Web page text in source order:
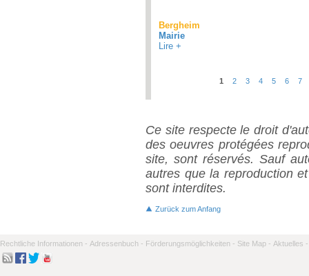
Bergheim
Mairie
Lire +
1 2 3 4 5 6 7
Ce site respecte le droit
des oeuvres protégées
site, sont réservés. Sauf
autres que la reproduction
sont interdites.
Zurück zum Anfang
Rechtliche Informationen - Adressenbuch - Förderungsmöglichkeiten - Site Map - Aktuelles -